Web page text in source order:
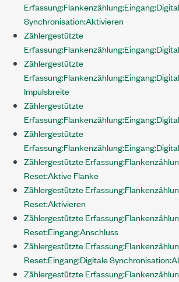
Synchronisation:Aktivieren
Zählergestützte
Zählergestützte
Impulsbreite
Zählergestützte
Zählergestützte
Zählergestützte
Reset:Aktive Flanke
Zählergestützte
Reset:Aktivieren
Zählergestützte
Reset:Eingang:Anschluss
Zählergestützte
Reset:Eingang:Digitale
Zählergestützte